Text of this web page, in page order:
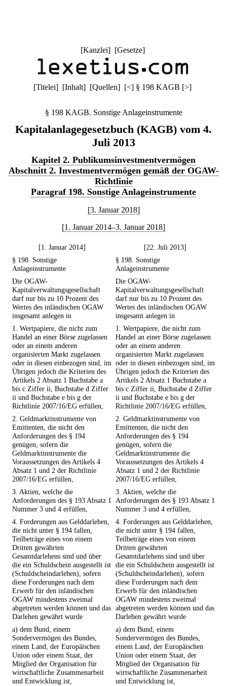
[Kanzlei] [Gesetze]
[Titelei] [Inhalt] [Quellen] [<] § 198 KAGB [>]
§ 198 KAGB. Sonstige Anlageinstrumente
Kapitalanlagegesetzbuch (KAGB) vom 4.
Juli 2013
Kapitel 2. Publikumsinvestmentvermögen
Abschnitt 2. Investmentvermögen gemäß der OGAW-
Richtlinie
Paragraf 198. Sonstige Anlageinstrumente
[3. Januar 2018]
[1. Januar 2014–3. Januar 2018]
[1. Januar 2014]
[22. Juli 2013]
§ 198. Sonstige
Anlageinstrumente
§ 198. Sonstige
Anlageinstrumente
Die OGAW-
Kapitalverwaltungsgesellschaft
darf nur bis zu 10 Prozent des
Wertes des inländischen OGAW
insgesamt anlegen in
Die OGAW-
Kapitalverwaltungsgesellschaft
darf nur bis zu 10 Prozent des
Wertes des inländischen OGAW
insgesamt anlegen in
1. Wertpapiere, die nicht zum
Handel an einer Börse zugelassen
oder an einem anderen
organisierten Markt zugelassen
oder in diesen einbezogen sind, im
Übrigen jedoch die Kriterien des
Artikels 2 Absatz 1 Buchstabe a
bis c Ziffer ii, Buchstabe d Ziffer
ii und Buchstabe e bis g der
Richtlinie 2007/16/EG erfüllen,
1. Wertpapiere, die nicht zum
Handel an einer Börse zugelassen
oder an einem anderen
organisierten Markt zugelassen
oder in diesen einbezogen sind, im
Übrigen jedoch die Kriterien des
Artikels 2 Absatz 1 Buchstabe a
bis c Ziffer ii, Buchstabe d Ziffer
ii und Buchstabe e bis g der
Richtlinie 2007/16/EG erfüllen,
2. Geldmarktinstrumente von
Emittenten, die nicht den
Anforderungen des § 194
genügen, sofern die
Geldmarktinstrumente die
Voraussetzungen des Artikels 4
Absatz 1 und 2 der Richtlinie
2007/16/EG erfüllen,
2. Geldmarktinstrumente von
Emittenten, die nicht den
Anforderungen des § 194
genügen, sofern die
Geldmarktinstrumente die
Voraussetzungen des Artikels 4
Absatz 1 und 2 der Richtlinie
2007/16/EG erfüllen,
3. Aktien, welche die
Anforderungen des § 193 Absatz 1
Nummer 3 und 4 erfüllen,
3. Aktien, welche die
Anforderungen des § 193 Absatz 1
Nummer 3 und 4 erfüllen,
4. Forderungen aus Gelddarlehen,
die nicht unter § 194 fallen,
Teilbeträge eines von einem
Dritten gewährten
Gesamtdarlehens sind und über
die ein Schuldschein ausgestellt ist
(Schuldscheindarlehen), sofern
diese Forderungen nach dem
Erwerb für den inländischen
OGAW mindestens zweimal
abgetreten werden können und das
Darlehen gewährt wurde
4. Forderungen aus Gelddarlehen,
die nicht unter § 194 fallen,
Teilbeträge eines von einem
Dritten gewährten
Gesamtdarlehens sind und über
die ein Schuldschein ausgestellt ist
(Schuldscheindarlehen), sofern
diese Forderungen nach dem
Erwerb für den inländischen
OGAW mindestens zweimal
abgetreten werden können und das
Darlehen gewährt wurde
a) dem Bund, einem
Sondervermögen des Bundes,
einem Land, der Europäischen
Union oder einem Staat, der
Mitglied der Organisation für
wirtschaftliche Zusammenarbeit
und Entwicklung ist,
a) dem Bund, einem
Sondervermögen des Bundes,
einem Land, der Europäischen
Union oder einem Staat, der
Mitglied der Organisation für
wirtschaftliche Zusammenarbeit
und Entwicklung ist,